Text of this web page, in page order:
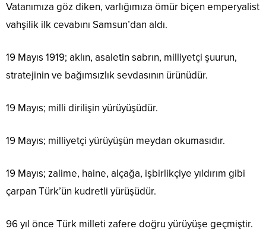
Vatanımıza göz diken, varlığımıza ömür biçen emperyalist
vahşilik ilk cevabını Samsun’dan aldı.
19 Mayıs 1919; aklın, asaletin sabrın, milliyetçi şuurun,
stratejinin ve bağımsızlık sevdasının ürünüdür.
19 Mayıs; milli dirilişin yürüyüşüdür.
19 Mayıs; milliyetçi yürüyüşün meydan okumasıdır.
19 Mayıs; zalime, haine, alçağa, işbirlikçiye yıldırım gibi
çarpan Türk’ün kudretli yürüşüdür.
96 yıl önce Türk milleti zafere doğru yürüyüşe geçmiştir.